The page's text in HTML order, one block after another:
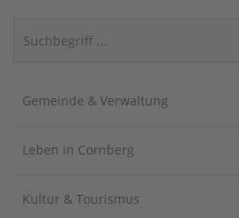
Gemeinde & Verwaltung
Leben in Cornberg
Kultur & Tourismus